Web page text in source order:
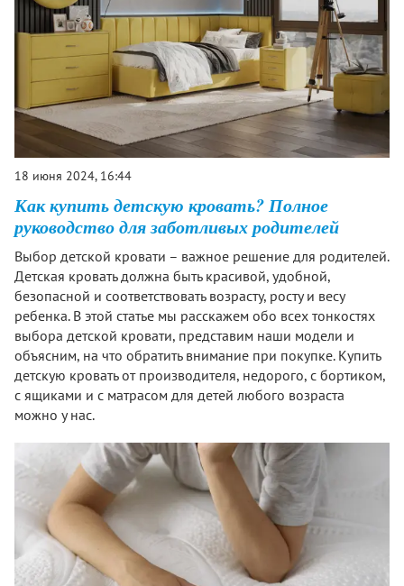
18 июня 2024, 16:44
Как купить детскую кровать? Полное
руководство для заботливых родителей
Выбор детской кровати – важное решение для родителей.
Детская кровать должна быть красивой, удобной,
безопасной и соответствовать возрасту, росту и весу
ребенка. В этой статье мы расскажем обо всех тонкостях
выбора детской кровати, представим наши модели и
объясним, на что обратить внимание при покупке. Купить
детскую кровать от производителя, недорого, с бортиком,
с ящиками и с матрасом для детей любого возраста
можно у нас.